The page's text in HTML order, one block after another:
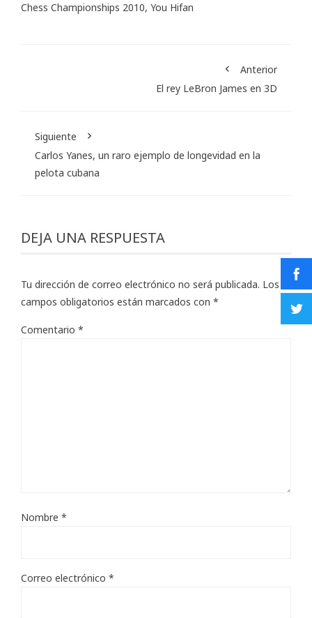
Chess Championships 2010, You Hifan
Anterior
El rey LeBron James en 3D
Siguiente
Carlos Yanes, un raro ejemplo de longevidad en la
pelota cubana
DEJA UNA RESPUESTA
Tu dirección de correo electrónico no será publicada. Los
campos obligatorios están marcados con *
Comentario *
Nombre *
Correo electrónico *